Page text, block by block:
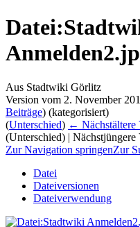
Aus Stadtwiki Görlitz
Version vom 2. November
Beiträge) (kategorisiert)
(Unterschied) ← Nächstältere
(Unterschied) |
Zur Navigation springenZur
Datei
Dateiversionen
Dateiverwendung